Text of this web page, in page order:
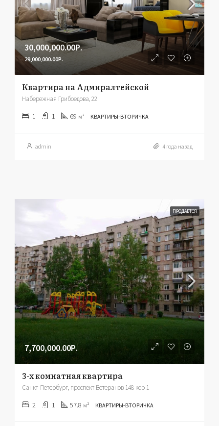
30,000,000.00Р.
29,000,000.00Р.
Квартира на Адмиралтейской
Набережная Грибоедова, 22
1 1 69 м² КВАРТИРЫ-ВТОРИЧКА
admin 4 года назад
ПРОДАЕТСЯ
7,700,000.00Р.
3-х комнатная квартира
Санкт-Петербург, проспект Ветеранов 148 кор 1
2 1 57.8 м² КВАРТИРЫ-ВТОРИЧКА